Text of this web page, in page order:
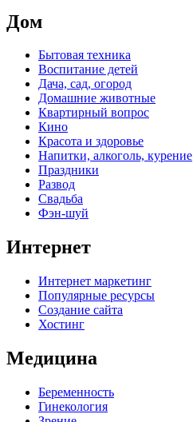
Дом
Бытовая техника
Воспитание детей
Дача, сад, огород
Домашние животные
Квартирный вопрос
Кино
Красота и здоровье
Напитки, алкоголь, курение
Праздники
Развод
Свадьба
Фэн-шуй
Интернет
Интернет маркетинг
Популярные ресурсы
Создание сайта
Хостинг
Медицина
Беременность
Гинекология